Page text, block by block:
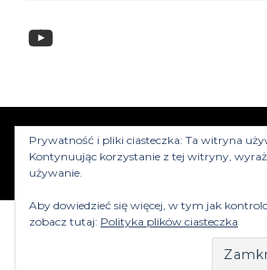
YouTube
www.myzwiedzamy.pl Vilva |
Blossom Themes.Silnik:
Prywatność i pliki ciasteczka: Ta witryna
Kontynuując korzystanie z tej witryny,
używanie.
Aby dowiedzieć się więcej, w tym jak
zobacz tutaj: Polityka plików ciasteczka